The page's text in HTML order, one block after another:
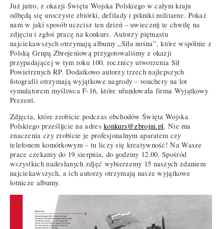
Już jutro, z okazji Święta Wojska Polskiego w całym kraju
odbędą się uroczyste zbiórki, defilady i pikniki militarne. Pokaż
nam w jaki sposób uczcisz ten dzień – uwiecznij te chwilę na
zdjęciu i zgłoś pracę na konkurs. Autorzy piętnastu
najciekawszych otrzymają albumy „Siła nośna”, które wspólnie z
Polską Grupą Zbrojeniową przygotowaliśmy z okazji
przypadającej w tym roku 100. rocznicy utworzenia Sił
Powietrznych RP. Dodatkowo autorzy trzech najlepszych
fotografii otrzymają wyjątkowe nagrody – vouchery na lot
symulatorem myśliwca F-16, które ufundowała firma Wyjątkowy
Prezent.
Zdjęcia, które zrobicie podczas obchodów Święta Wojska
Polskiego prześlijcie na adreskonkurs@zbrojni.pl. Nie ma
znaczenia czy zrobicie je profesjonalnym aparatem czy
telefonem komórkowym – tu liczy się kreatywność! Na Wasze
prace czekamy do 19 sierpnia, do godziny 12.00. Spośród
wszystkich nadesłanych zdjęć wybierzemy 15 naszych zdaniem
najciekawszych, a ich autorzy otrzymają nasze wyjątkowe
lotnicze albumy.